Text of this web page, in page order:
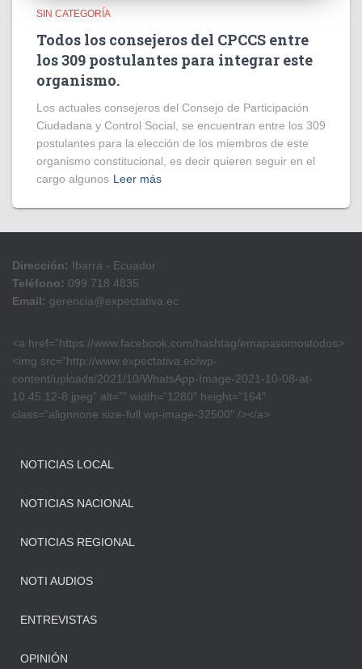
SIN CATEGORÍA
Todos los consejeros del CPCCS entre
los 309 postulantes para integrar este
organismo.
Los actuales consejeros del Consejo de Participación
Ciudadana y Control Social, se encuentran entre los 309
postulantes para la elección de los miembros de este
organismo constitucional, es decir quieren seguir en el
cargo algunos Leer más
Dirección: Ibarra - Ecuador
Teléfono: 099 718 4835
Email: gerencia@expectativa.ec
<a href=”https://www.facebook.com/hashtag/emapasomostodos>
<img src=”http://www.expectativa.ec/wp-
content/uploads/2021/10/WhatsApp-Image-2021-10-08-at-
10.45.12-8.jpeg” alt=”” width=”1280″ height=”164″
class=”alignnone size-full wp-image-32500″ /></a>
NOTICIAS LOCAL
NOTICIAS NACIONAL
NOTICIAS REGIONAL
NOTI AUDIOS
ENTREVISTAS
OPINIÓN